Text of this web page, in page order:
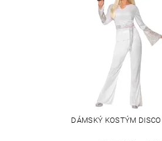
DÁMSKÝ KOSTÝM